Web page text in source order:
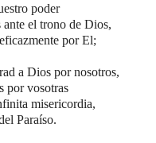
poder
ante el trono de Dios,
por El;
a Dios por nosotros,
por vosotras
misericordia,
Paraíso.